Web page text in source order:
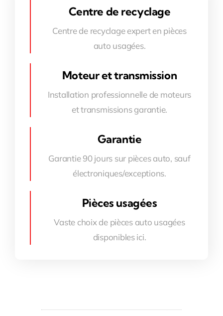
Centre de recyclage
Centre de recyclage expert en pièces
auto usagées.
Moteur et transmission
Installation professionnelle de moteurs
et transmissions garantie.
Garantie
Garantie 90 jours sur pièces auto, sauf
électroniques/exceptions.
Pièces usagées
Vaste choix de pièces auto usagées
disponibles ici.